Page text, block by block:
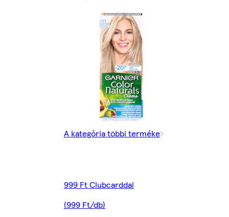
A kategória többi terméke
999 Ft Clubcarddal
(999 Ft/db)